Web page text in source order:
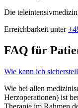
Die
Erreichbarkeit unter
FAQ für
Wie kann ich
Wie bei allen
Herzoperationen) ist
Therapie im Rahmen